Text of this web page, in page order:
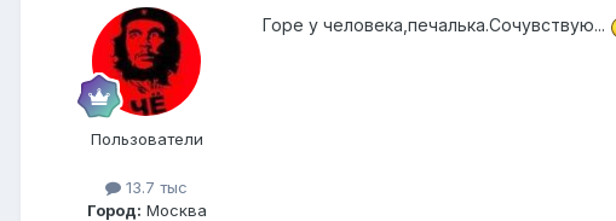
Пользователи
13.7 тыс
Город: Москва
Горе у человека,печалька.Сочувствую...